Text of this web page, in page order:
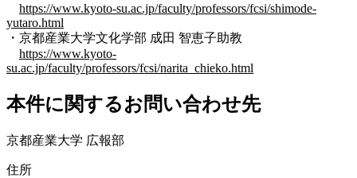
https://www.kyoto-su.ac.jp/faculty/professors/fcsi/shimode-
yutaro.html
・京都産業大学文化学部 成田 智恵子助教
https://www.kyoto-
su.ac.jp/faculty/professors/fcsi/narita_chieko.html
本件に関するお問い合わせ先
京都産業大学 広報部
住所